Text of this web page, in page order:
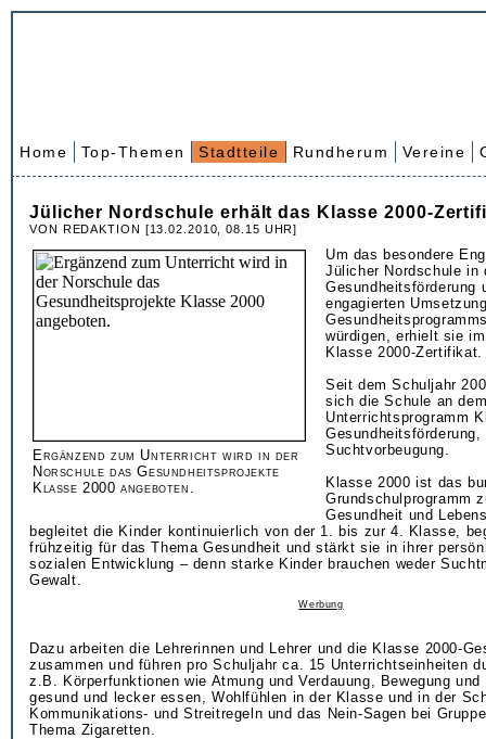
Home Top-Themen Stadtteile Rundherum Vereine
Jülicher Nordschule erhält das Klasse 2000-
VON REDAKTION [13.02.2010, 08.15 UHR]
Ergänzend zum Unterricht wird in der
Norschule das Gesundheitsprojekte
Klasse 2000 angeboten.
Um das besondere
Jülicher Nordschule in
Gesundheitsförderung
engagierten
würdigen, erhielt sie
Klasse 2000-Zertifikat.
Seit dem Schuljahr
sich die Schule an
Unterrichtsprogramm
Gesundheitsförderung,
Suchtvorbeugung.
Klasse 2000 ist das
Grundschulprogramm
Gesundheit und
begleitet die Kinder kontinuierlich von der 1. bis zur 4. Klasse,
frühzeitig für das Thema Gesundheit und stärkt sie in ihrer
sozialen Entwicklung – denn starke Kinder brauchen weder
Gewalt.
Werbung
Dazu arbeiten die Lehrerinnen und Lehrer und die Klasse 2000-
zusammen und führen pro Schuljahr ca. 15 Unterrichtseinheiten
z.B. Körperfunktionen wie Atmung und Verdauung, Bewegung und
gesund und lecker essen, Wohlfühlen in der Klasse und in der
Kommunikations- und Streitregeln und das Nein-Sagen bei
Thema Zigaretten.